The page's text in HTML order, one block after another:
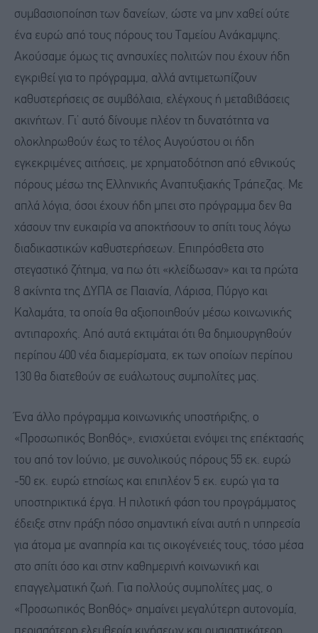
συμβασιοποίηση των δανείων, ώστε να μην χαθεί ούτε
ένα ευρώ από τους πόρους του Ταμείου Ανάκαμψης.
Ακούσαμε όμως τις ανησυχίες πολιτών που έχουν ήδη
εγκριθεί για το πρόγραμμα, αλλά αντιμετωπίζουν
καθυστερήσεις σε συμβόλαια, ελέγχους ή μεταβιβάσεις
ακινήτων. Γι’ αυτό δίνουμε πλέον τη δυνατότητα να
ολοκληρωθούν έως το τέλος Αυγούστου οι ήδη
εγκεκριμένες αιτήσεις, με χρηματοδότηση από εθνικούς
πόρους μέσω της Ελληνικής Αναπτυξιακής Τράπεζας. Με
απλά λόγια, όσοι έχουν ήδη μπει στο πρόγραμμα δεν θα
χάσουν την ευκαιρία να αποκτήσουν το σπίτι τους λόγω
διαδικαστικών καθυστερήσεων. Επιπρόσθετα στο
στεγαστικό ζήτημα, να πω ότι «κλείδωσαν» και τα πρώτα
8 ακίνητα της ΔΥΠΑ σε Παιανία, Λάρισα, Πύργο και
Καλαμάτα, τα οποία θα αξιοποιηθούν μέσω κοινωνικής
αντιπαροχής. Από αυτά εκτιμάται ότι θα δημιουργηθούν
περίπου 400 νέα διαμερίσματα, εκ των οποίων περίπου
130 θα διατεθούν σε ευάλωτους συμπολίτες μας.
Ένα άλλο πρόγραμμα κοινωνικής υποστήριξης, ο
«Προσωπικός Βοηθός», ενισχύεται ενόψει της επέκτασής
του από τον Ιούνιο, με συνολικούς πόρους 55 εκ. ευρώ
-50 εκ. ευρώ ετησίως και επιπλέον 5 εκ. ευρώ για τα
υποστηρικτικά έργα. Η πιλοτική φάση του προγράμματος
έδειξε στην πράξη πόσο σημαντική είναι αυτή η υπηρεσία
για άτομα με αναπηρία και τις οικογένειές τους, τόσο μέσα
στο σπίτι όσο και στην καθημερινή κοινωνική και
επαγγελματική ζωή. Για πολλούς συμπολίτες μας, ο
«Προσωπικός Βοηθός» σημαίνει μεγαλύτερη αυτονομία,